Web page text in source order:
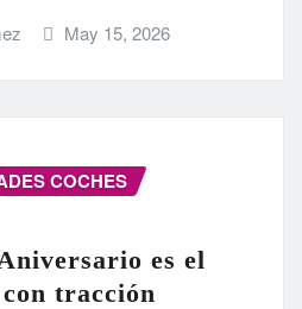
May 15, 2026
COCHES
es el
tracción